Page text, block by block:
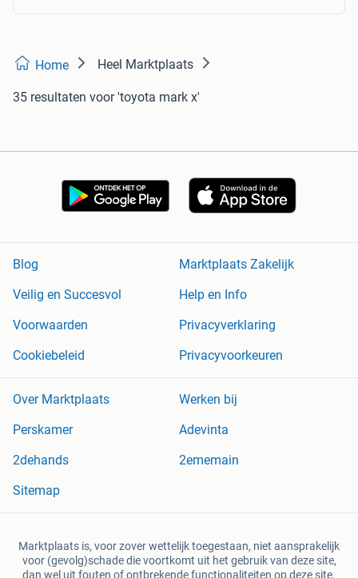
Home Heel Marktplaats
35 resultaten voor 'toyota mark x'
Blog
Marktplaats Zakelijk
Veilig en Succesvol
Help en Info
Voorwaarden
Privacyverklaring
Cookiebeleid
Privacyvoorkeuren
Over Marktplaats
Werken bij
Perskamer
Adevinta
2dehands
2ememain
Sitemap
Marktplaats is, voor zover wettelijk toegestaan, niet aansprakelijk
voor (gevolg)schade die voortkomt uit het gebruik van deze site,
dan wel uit fouten of ontbrekende functionaliteiten op deze site.